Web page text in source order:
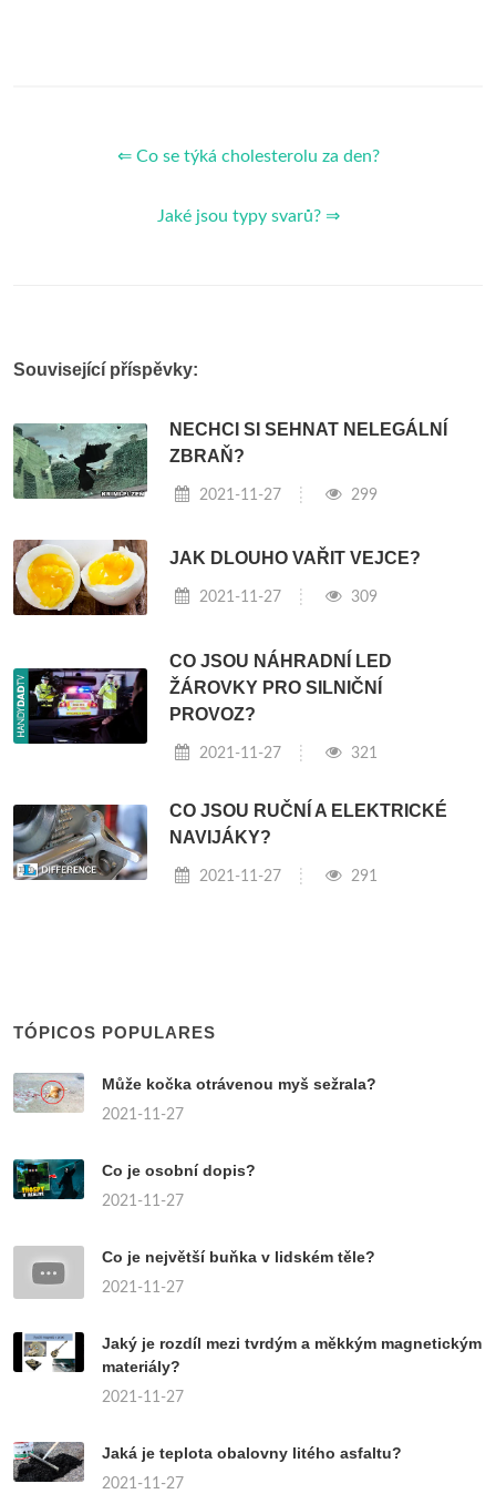
⇐ Co se týká cholesterolu za den?
Jaké jsou typy svarů? ⇒
Související příspěvky:
NECHCI SI SEHNAT NELEGÁLNÍ
ZBRAŇ?
2021-11-27 299
JAK DLOUHO VAŘIT VEJCE?
2021-11-27 309
CO JSOU NÁHRADNÍ LED
ŽÁROVKY PRO SILNIČNÍ
PROVOZ?
2021-11-27 321
CO JSOU RUČNÍ A ELEKTRICKÉ
NAVIJÁKY?
2021-11-27 291
TÓPICOS POPULARES
Může kočka otrávenou myš sežrala?
2021-11-27
Co je osobní dopis?
2021-11-27
Co je největší buňka v lidském těle?
2021-11-27
Jaký je rozdíl mezi tvrdým a měkkým magnetickým
materiály?
2021-11-27
Jaká je teplota obalovny litého asfaltu?
2021-11-27